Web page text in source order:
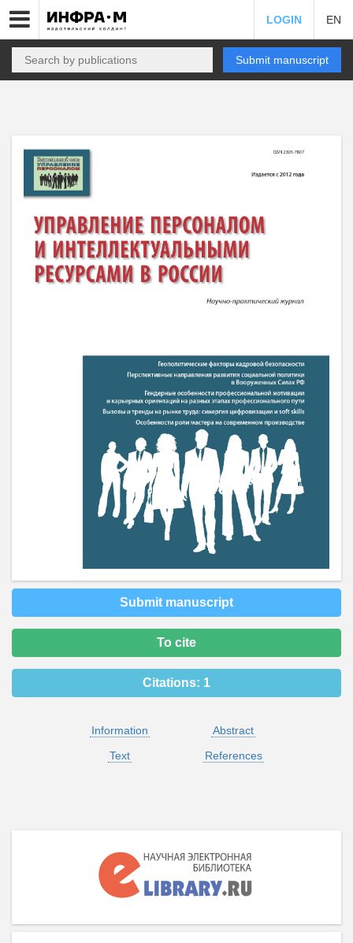
LOGIN EN
Submit manuscript
Submit manuscript
To cite
Citations: 1
Information
Abstract
Text
References